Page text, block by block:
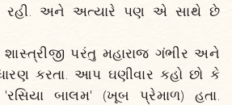
રહી. અને અત્યારે પણ એ સાથે છે
પરંતુ મહારાજ ગંભીર અને
કરતા. આપ ઘણીવાર કહો છો કે
'રસિયા બાલમ' (ખૂબ પ્રેમાળ) હતા.